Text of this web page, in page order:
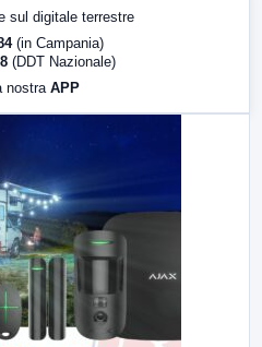
sul digitale terrestre
(in Campania)
(DDT Nazionale)
nostra APP